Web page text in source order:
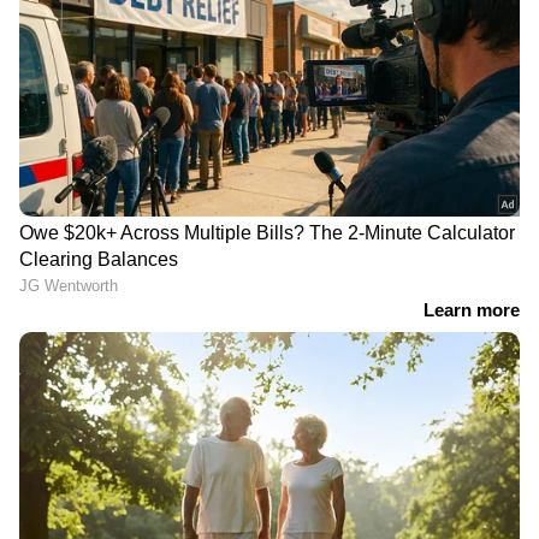
അച്ഛന്‍റെ വഴിയേയുള്ള
മകന്‍; ലോകകപ്പില്‍
നേര്‍വേയുടെ പ്രതീക്ഷകള്‍
എർലിംഗ് ഹാലൻഡില്‍
റയല്‍ താരങ്ങള്‍ കംപ്ലീറ്റ്
ഔട്ട്! ഏഴ് ബാഴ്‌സലോണ
കളിക്കാരെ ഉള്‍പ്പെടുത്തി
സ്‌പെയിനിന്‍റെ ലോകകപ്പ്
സ്‌ക്വാഡ്
ഇനിയും വരുമോ
കാല്‍പന്ത് കളിയിലെ
ഇറ്റാലിയന്‍ പ്രതിരോധ
കല? അസൂറികള്‍ക്ക്
സംഭവിച്ചതെന്ത്?
ഇന്റര്‍ മയാമിയുടെ മത്സരം
പൂര്‍ത്തിയാക്കാതെ കളം
വിട്ട് മെസി;
ലോകകപ്പിനൊരുങ്ങുന്ന
അര്‍ജന്റീനയ്ക്ക് ആശങ്ക